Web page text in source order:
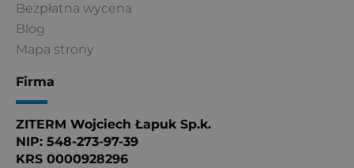
Bezpłatna wycena
Blog
Mapa strony
Firma
ZITERM Wojciech Łapuk Sp.k.
NIP: 548-273-97-39
KRS 0000928296